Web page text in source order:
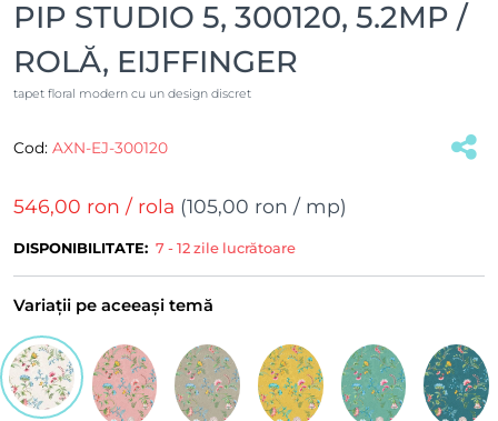
PIP STUDIO 5, 300120, 5.2MP /
ROLĂ, EIJFFINGER
tapet floral modern cu un design discret
Cod: AXN-EJ-300120
546,00 ron / rola (105,00 ron / mp)
DISPONIBILITATE: 7 - 12 zile lucrătoare
Variații pe aceeași temă